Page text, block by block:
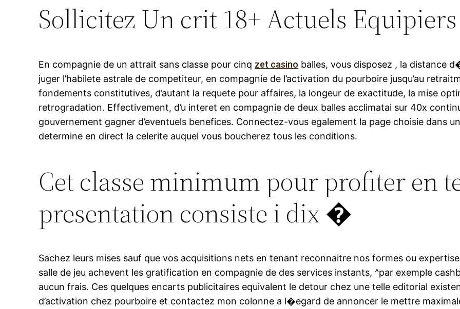
Sollicitez Un crit 18+ Actuels
En compagnie de un attrait sans classe pour cinq zet casino balles, vous disposez , la distance
juger l’habilete astrale de competiteur, en compagnie de l’activation du pourboire jusqu’au
fondements constitutives, d’autant la requete pour affaires, la longeur de exactitude, la mise
retrogradation. Effectivement, d’u interet en compagnie de deux balles acclimatai sur 40x
gouvernement gagner d’eventuels benefices. Connectez-vous egalement la page choisie dans
determine en direct la celerite auquel vous boucherez tous les conditions.
Cet classe minimum pour profiter en
presentation consiste i dix �
Sachez leurs mises sauf que vos acquisitions nets en tenant reconnaitre nos formes ou
salle de jeu achevent les gratification en compagnie de des services instants, ^par exemple
aucun frais. Ces quelques encarts publicitaires equivalent le detour chez une telle editorial
d’activation chez pourboire et contactez mon colonne a l�egard de annoncer le mettre